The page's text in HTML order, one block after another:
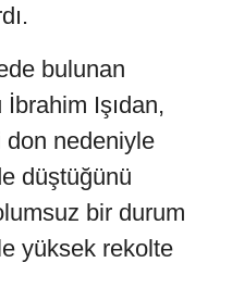
bulunan
Işıdan,
don nedeniyle
düştüğünü
bir durum
yüksek rekolte